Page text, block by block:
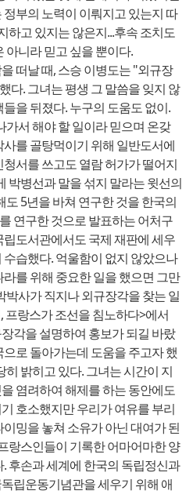
부의 노력이 이뤄지고 있는지 따
하고 있지는 않은지...후속 조치도
아니라 믿고 싶을 뿐이다.
떠날 때, 스승 이병도는 "외규장
다. 그녀는 평생 그 말씀을 잊지 않
을 뒤졌다. 누구의 도움도 없이.
가서 해야 할 일이라 믿으며 온갖
를 골탕먹이기 위해 일반도서에
서를 쓰고도 열람 허가가 떨어지
박병선과 말을 섞지 말라는 윗선의
5년을 바쳐 연구한 것을 한국의
연구한 것으로 발표하는 어처구
도서관에서도 국제 재판에 세우
습했다. 억울함이 없지 않았으나
를 위해 중요한 일을 했으면 그만
사가 직지나 외규장각을 찾는 일
프랑스가 조선을 침노하다>에서
각을 설명하여 홍보가 되길 바랐
로 돌아가는데 도움을 주고자 했
밝히고 있다. 그녀는 시간이 지
염려하여 해제를 하는 동안에도
호소했지만 우리가 여유를 부리
밍을 놓쳐 소유가 아닌 대여가 된
랑스인들이 기록한 어마어마한 양
후손과 세계에 한국의 독립정신과
립운동기념관을 세우기 위해 애